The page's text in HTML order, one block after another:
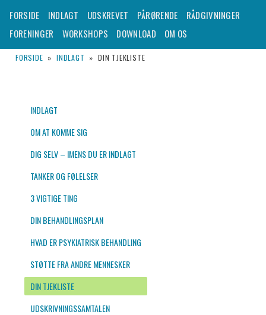
Udskrevet.dk
Hovedmenu
Fortsæt
FORSIDE INDLAGT UDSKREVET PÅRØRENDE
RÅDGIVNINGER
FORENINGER
WORKSHOPS DOWNLOAD OM OS
FORSIDE » INDLAGT » DIN TJEKLISTE
INDLAGT
OM AT KOMME SIG
DIG SELV – IMENS DU ER INDLAGT
TANKER OG FØLELSER
3 VIGTIGE TING
DIN BEHANDLINGSPLAN
HVAD ER PSYKIATRISK BEHANDLING
STØTTE FRA ANDRE MENNESKER
DIN TJEKLISTE
UDSKRIVNINGSSAMTALEN